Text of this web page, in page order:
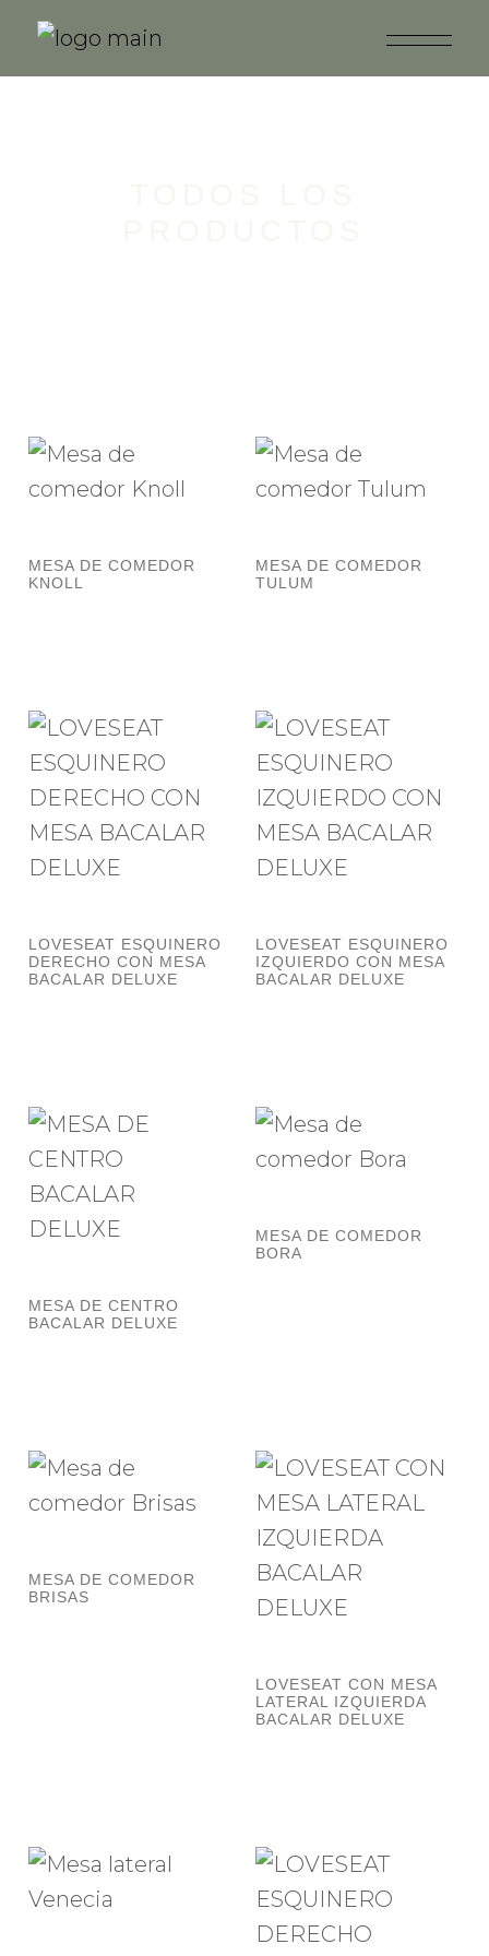
MESA DE COMEDOR
KNOLL
MESA DE COMEDOR
TULUM
LOVESEAT ESQUINERO
DERECHO CON MESA
BACALAR DELUXE
LOVESEAT ESQUINERO
IZQUIERDO CON MESA
BACALAR DELUXE
MESA DE CENTRO
BACALAR DELUXE
MESA DE COMEDOR
BORA
MESA DE COMEDOR
BRISAS
LOVESEAT CON MESA
LATERAL IZQUIERDA
BACALAR DELUXE